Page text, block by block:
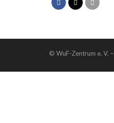
© WuF-Zentrum e. V. –